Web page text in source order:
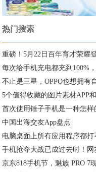
热门搜索
重磅！5月22日百年育才荣耀
每次给手机充电都充到100%
不止是三星，OPPO也想拥有
5个值得收藏的图片素材APP
首次使用锤子手机是一种怎样
中国出海交友App盘点
电脑桌面上所有应用程序都
手机抢夺大战已成过去时！
京东818手机节，魅族 PRO 7